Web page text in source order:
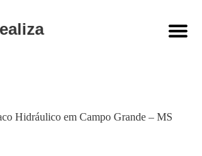
Hidráulico em Campo Grande – MS